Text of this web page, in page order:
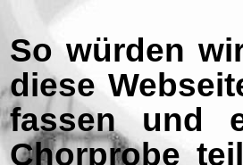
So würden
diese
fassen und
Chorprobe